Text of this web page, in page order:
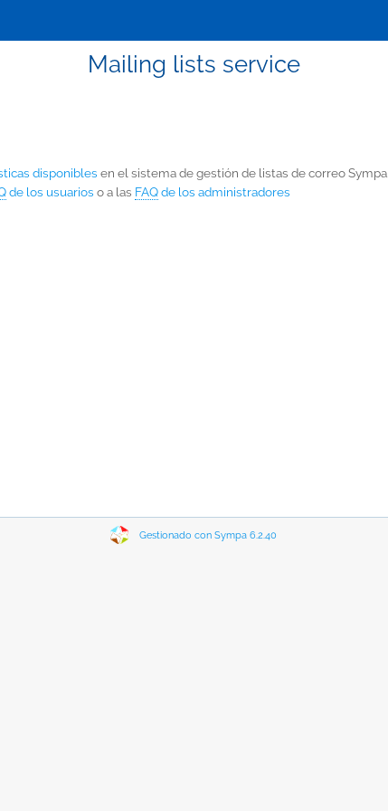
Mailing lists service
disponibles en el sistema de gestión de listas de correo Sympa.
de los usuarios o a las FAQde los administradores
Gestionado con Sympa 6.2.40